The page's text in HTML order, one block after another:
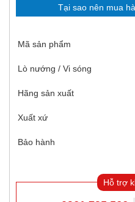
Tại sao nên mua
Mã sản phẩm
Lò nướng / Vi sóng
Hãng sản xuất
Xuất xứ
Bảo hành
Hỗ trợ